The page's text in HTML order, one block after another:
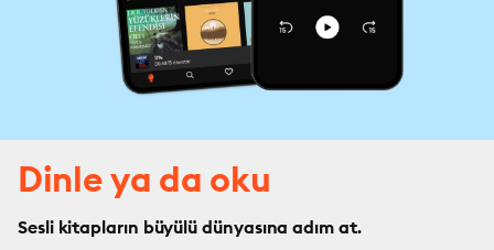
Dinle ya da oku
Sesli kitapların büyülü dünyasına adım at.